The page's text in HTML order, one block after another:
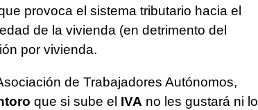
provoca el sistema tributario hacia el
de la vivienda (en detrimento del
por vivienda.
de Trabajadores Autónomos,
que si sube el IVA no les gustará ni lo